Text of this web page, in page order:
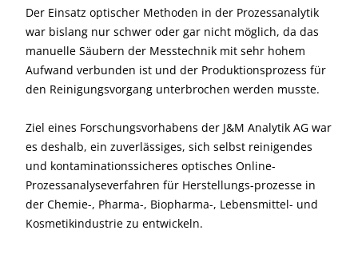
Der Einsatz optischer Methoden in der Prozessanalytik
war bislang nur schwer oder gar nicht möglich, da das
manuelle Säubern der Messtechnik mit sehr hohem
Aufwand verbunden ist und der Produktionsprozess für
den Reinigungsvorgang unterbrochen werden musste.
Ziel eines Forschungsvorhabens der J&M Analytik AG war
es deshalb, ein zuverlässiges, sich selbst reinigendes
und kontaminationssicheres optisches Online-
Prozessanalyseverfahren für Herstellungs-prozesse in
der Chemie-, Pharma-, Biopharma-, Lebensmittel- und
Kosmetikindustrie zu entwickeln.